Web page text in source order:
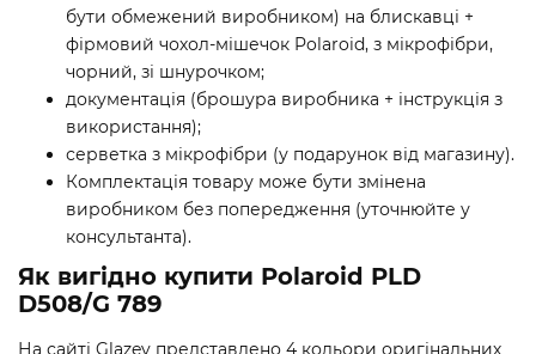
бути обмежений виробником) на блискавці +
фірмовий чохол-мішечок Polaroid, з мікрофібри,
чорний, зі шнурочком;
документація (брошура виробника + інструкція з
використання);
серветка з мікрофібри (у подарунок від магазину).
Комплектація товару може бути змінена
виробником без попередження (уточнюйте у
консультанта).
Як вигідно купити Polaroid PLD
D508/G 789
На сайті Glazey представлено 4 кольори оригінальних